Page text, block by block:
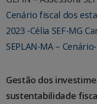
Cenário fiscal dos
2023 -Célia SEF-MG
SEPLAN-MA –
Gestão dos
sustentabilidade